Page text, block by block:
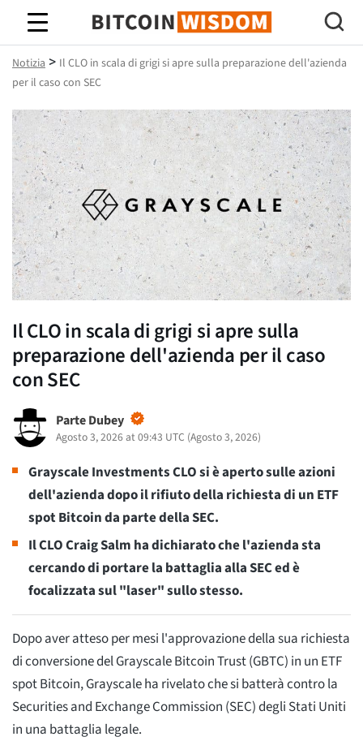
Saggezza Bitcoin
Notizia > Il CLO in scala di grigi si apre sulla preparazione dell'azienda
per il caso con SEC
Il CLO in scala di grigi si apre sulla
preparazione dell'azienda per il caso
con SEC
Parte Dubey
Agosto 3, 2026 at 09:43 UTC (Agosto 3, 2026)
Grayscale Investments CLO si è aperto sulle azioni
dell'azienda dopo il rifiuto della richiesta di un ETF
spot Bitcoin da parte della SEC.
Il CLO Craig Salm ha dichiarato che l'azienda sta
cercando di portare la battaglia alla SEC ed è
focalizzata sul "laser" sullo stesso.
Dopo aver atteso per mesi l'approvazione della sua richiesta
di conversione del Grayscale Bitcoin Trust (GBTC) in un ETF
spot Bitcoin, Grayscale ha rivelato che si batterà contro la
Securities and Exchange Commission (SEC) degli Stati Uniti
in una battaglia legale.